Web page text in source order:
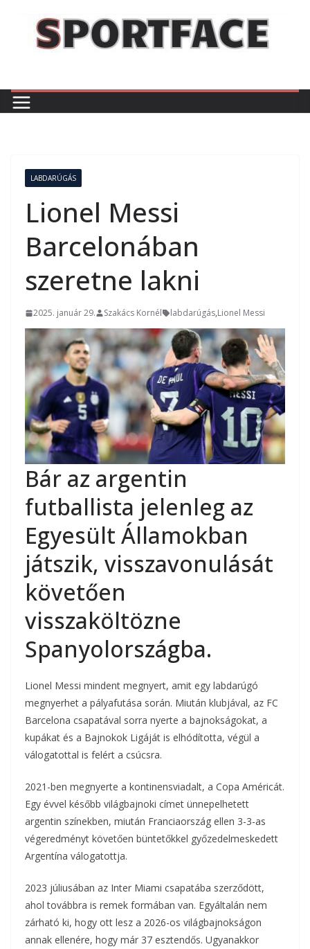
content
LABDARÚGÁS
Lionel Messi
Barcelonában
szeretne lakni
2025. január 29. Szakács Kornél labdarúgás,Lionel Messi
Bár az argentin
futballista jelenleg az
Egyesült Államokban
játszik, visszavonulását
követően
visszaköltözne
Spanyolországba.
Lionel Messi mindent megnyert, amit egy labdarúgó
megnyerhet a pályafutása során. Miután klubjával, az FC
Barcelona csapatával sorra nyerte a bajnokságokat, a
kupákat és a Bajnokok Ligáját is elhódította, végül a
válogatottal is felért a csúcsra.
2021-ben megnyerte a kontinensviadalt, a Copa Américát.
Egy évvel később világbajnoki címet ünnepelhetett
argentin színekben, miután Franciaország ellen 3-3-as
végeredményt követően büntetőkkel győzedelmeskedett
Argentína válogatottja.
2023 júliusában az Inter Miami csapatába szerződött,
ahol továbbra is remek formában van. Egyáltalán nem
zárható ki, hogy ott lesz a 2026-os világbajnokságon
annak ellenére, hogy már 37 esztendős. Ugyanakkor